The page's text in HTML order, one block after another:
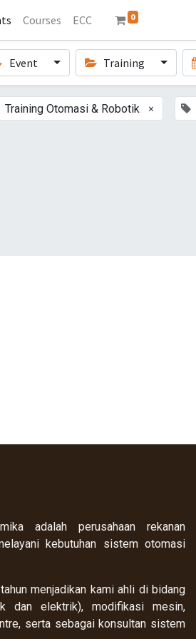
Courses ECC 0
Event Training
Training Otomasi & Robotik ×
adalah perusahaan rekanan
kebutuhan sistem otomasi
menjadikan kami ahli di bidang
dan elektrik), modifikasi mesin,
serta sebagai konsultan sistem